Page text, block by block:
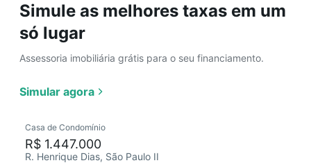
Simule as melhores taxas em um
só lugar
Assessoria imobiliária grátis para o seu financiamento.
Simular agora
Casa de Condomínio
R$ 1.447.000
R. Henrique Dias, São Paulo II